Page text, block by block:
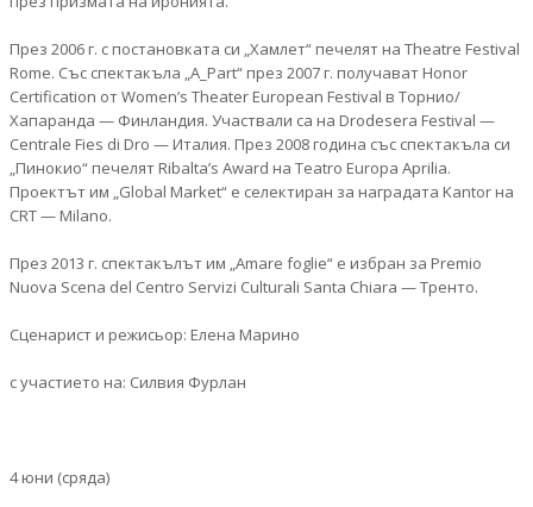
През 2006 г. с постановката си „Хамлет“ печелят на Theatre Festival
Rome. Със спектакъла „A_Part“ през 2007 г. получaват Honor
Certification от Women’s Theater European Festival в Торнио/
Хапаранда — Финландия. Участвали са на Drodesera Festival —
Centrale Fies di Dro — Италия. През 2008 година със спектакъла си
„Пинокио“ печелят Ribalta’s Award на Teatro Europa Aprilia.
Проектът им „Global Market“ е селектиран за наградата Kantor на
CRT — Milano.
През 2013 г. спектакълът им „Amare foglie“ е избран за Premio
Nuova Scena del Centro Servizi Culturali Santa Chiara — Тренто.
Сценарист и режисьор: Елена Марино
с участието на: Силвия Фурлан
4 юни (сряда)